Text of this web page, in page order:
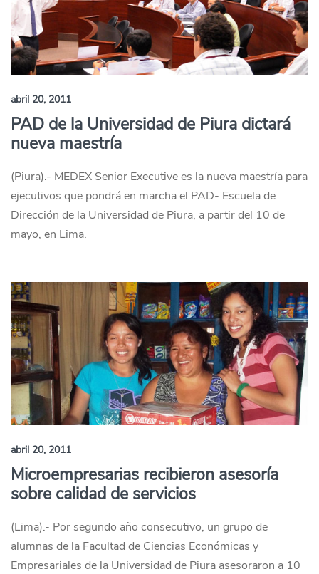
abril 20, 2011
PAD de la Universidad de Piura dictará
nueva maestría
(Piura).- MEDEX Senior Executive es la nueva maestría para
ejecutivos que pondrá en marcha el PAD- Escuela de
Dirección de la Universidad de Piura, a partir del 10 de
mayo, en Lima.
abril 20, 2011
Microempresarias recibieron asesoría
sobre calidad de servicios
(Lima).- Por segundo año consecutivo, un grupo de
alumnas de la Facultad de Ciencias Económicas y
Empresariales de la Universidad de Piura asesoraron a 10